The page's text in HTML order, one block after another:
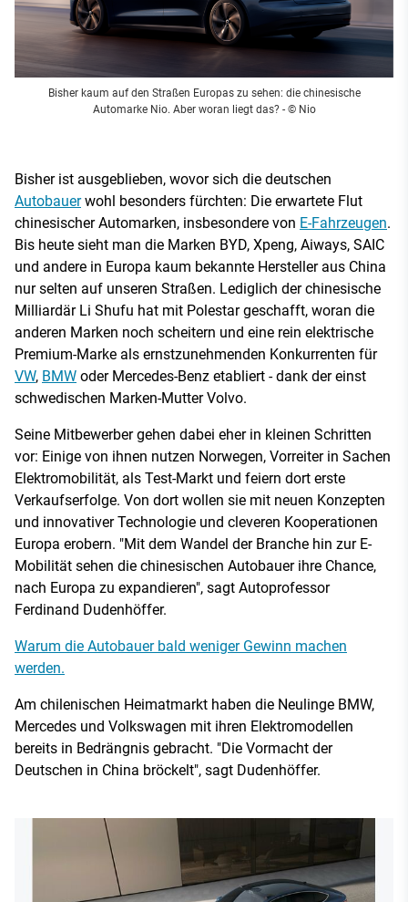
Bisher kaum auf den Straßen Europas zu sehen: die chinesische
Automarke Nio. Aber woran liegt das? - © Nio
Bisher ist ausgeblieben, wovor sich die deutschen
Autobauerwohl besonders fürchten: Die erwartete Flut
chinesischer Automarken, insbesondere von E-Fahrzeugen.
Bis heute sieht man die Marken BYD, Xpeng, Aiways, SAIC
und andere in Europa kaum bekannte Hersteller aus China
nur selten auf unseren Straßen. Lediglich der chinesische
Milliardär Li Shufu hat mit Polestar geschafft, woran die
anderen Marken noch scheitern und eine rein elektrische
Premium-Marke als ernstzunehmenden Konkurrenten für
VW, BMW oder Mercedes-Benz etabliert - dank der einst
schwedischen Marken-Mutter Volvo.
Seine Mitbewerber gehen dabei eher in kleinen Schritten
vor: Einige von ihnen nutzen Norwegen, Vorreiter in Sachen
Elektromobilität, als Test-Markt und feiern dort erste
Verkaufserfolge. Von dort wollen sie mit neuen Konzepten
und innovativer Technologie und cleveren Kooperationen
Europa erobern. "Mit dem Wandel der Branche hin zur E-
Mobilität sehen die chinesischen Autobauer ihre Chance,
nach Europa zu expandieren", sagt Autoprofessor
Ferdinand Dudenhöffer.
Warum die Autobauer bald weniger Gewinn machen
werden.
Am chilenischen Heimatmarkt haben die Neulinge BMW,
Mercedes und Volkswagen mit ihren Elektromodellen
bereits in Bedrängnis gebracht. "Die Vormacht der
Deutschen in China bröckelt", sagt Dudenhöffer.